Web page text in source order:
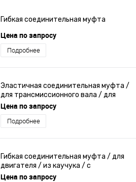
Гибкая соединительная муфта
Цена по запросу
Подробнее
Эластичная соединительная муфта /
для трансмиссионного вала / для
промышленности / штифт и
центрирующая втулка
Цена по запросу
Подробнее
Гибкая соединительная муфта / для
двигателя / из каучука / с
измерением момента
Цена по запросу